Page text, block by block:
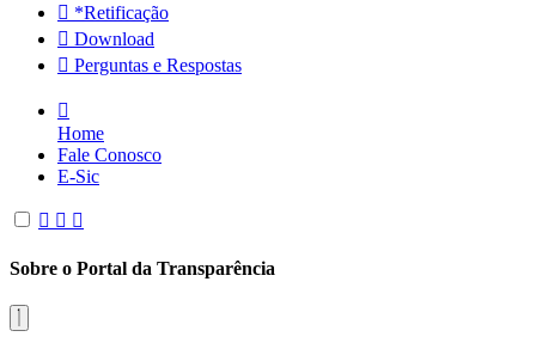
*Retificação
Download
Perguntas e Respostas
Home
Fale Conosco
E-Sic
Sobre o Portal da Transparência